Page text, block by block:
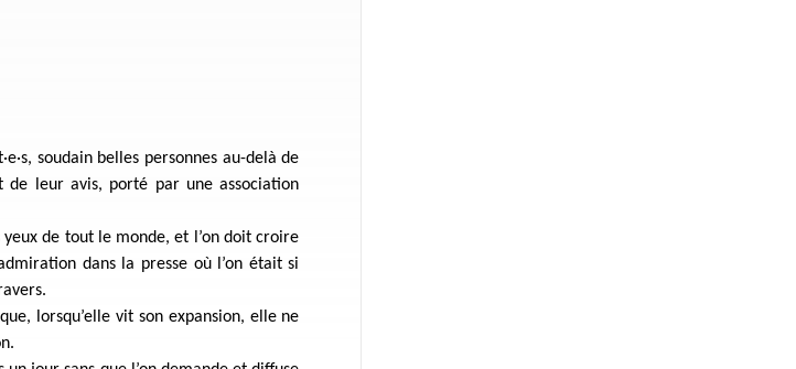
soudain belles personnes au-delà de
de leur avis, porté par une association
de tout le monde, et l’on doit croire
dans la presse où l’on était si
lorsqu’elle vit son expansion, elle ne